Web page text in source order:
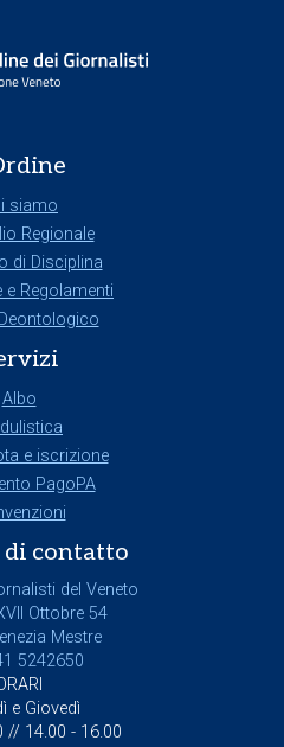
siamo
Regionale
di Disciplina
e Regolamenti
Albo
e iscrizione
PagoPA
contatto
del Veneto
Ottobre 54
Mestre
5242650
e Giovedì
// 14.00 - 16.00